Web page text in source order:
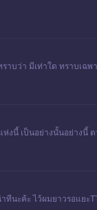
บว่า มีเท่าใด ทราบเฉพ
ห่งนี้ เป็นอย่างนั้นอย่างนี้
นะค้ะ ไว้ผมยาวรอแยะ